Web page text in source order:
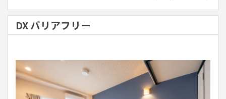
DX バリアフリー